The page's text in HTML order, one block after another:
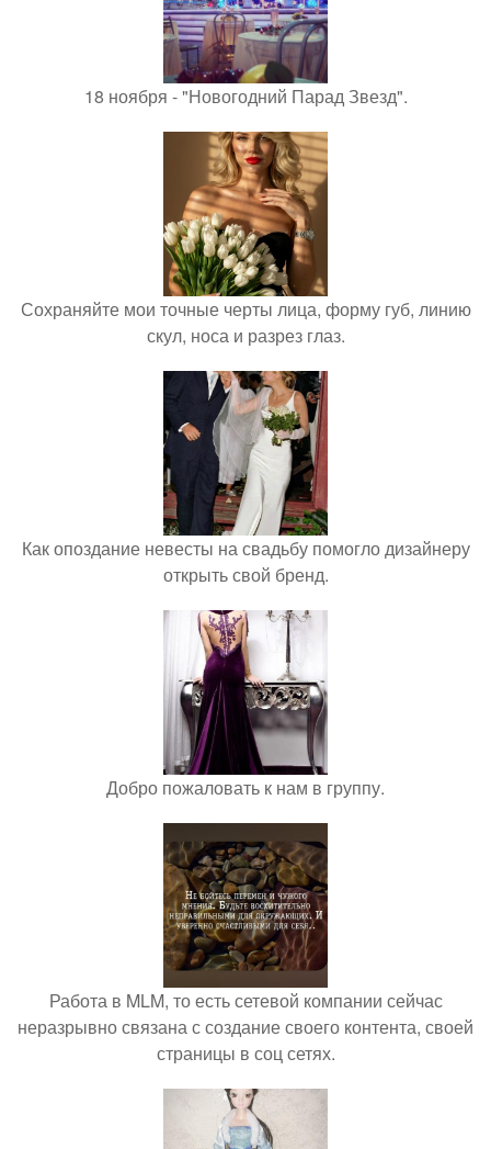
18 ноября - "Новогодний Парад Звезд".
Сохраняйте мои точные черты лица, форму губ, линию
скул, носа и разрез глаз.
Как опоздание невесты на свадьбу помогло дизайнеру
открыть свой бренд.
Добро пожаловать к нам в группу.
Работа в MLM, то есть сетевой компании сейчас
неразрывно связана с создание своего контента, своей
страницы в соц сетях.